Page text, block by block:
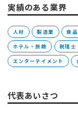
実績のある業界
人材 製造業 食
ホテル・旅館 税理士
エンターテイメント
代表あいさつ